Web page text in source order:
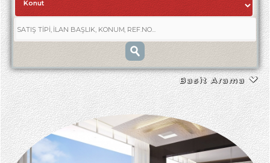
Basit Arama